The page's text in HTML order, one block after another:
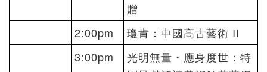
贈
2:00pm
瓊肯：中國高古藝術 II
3:00pm
光明無量・應身度世：特